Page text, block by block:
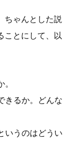
ちゃんとした説
ことにして、以
きるか。どんな
いうのはどうい